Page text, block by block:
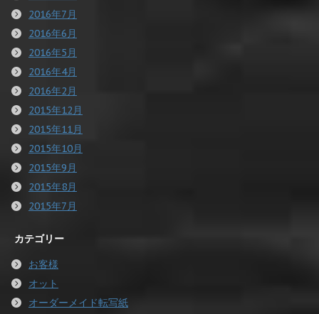
2016年7月
2016年6月
2016年5月
2016年4月
2016年2月
2015年12月
2015年11月
2015年10月
2015年9月
2015年8月
2015年7月
カテゴリー
お客様
オット
オーダーメイド転写紙